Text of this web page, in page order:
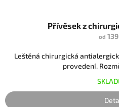
Přívěsek z
od
Leštěná chirurgická
provedení.